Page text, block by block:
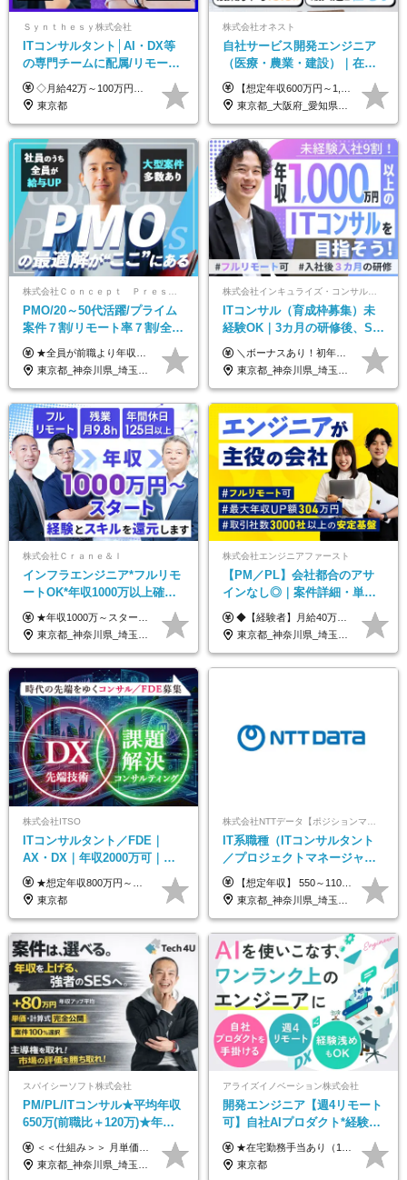
Ｓｙｎｔｈｅｓｙ株式会社
ITコンサルタント│AI・DX等
の専門チームに配属/リモート
×フレックス/Big4と同水準の
給与・待遇
◇月給42万～100万円＋賞与年2回 └年収900～1600万円可能 ★☆年収例☆★ ◎37歳・元開発エンジニア └年収900万（2年後に年収150万UP実績） ◎40歳・元SierのPM └年収1400万（2年後に年収300万UP実績） ◎43歳・元コンサルタント └年収1600万（2年後に年収200万UP実績） ※経験・スキルを考慮し決定します ※試用期間3～6カ月あり（その間の待遇に差異はありません） 【固定残業代について】 なし（残業代は、実際の労働時間に応じて別途全額支給）
東京都
株式会社オネスト
自社サービス開発エンジニア
（医療・農業・建設）｜在宅
あり｜残業月平均13.3h｜年収
1000万可｜賞与年2回
【想定年収600万円～1,300万円】 ★賞与年2回＋勤務地手当＋残業手当（年平均残業時間にて算出）を含む ※基本給＋勤務地手当＋役職手当 ※勤務地手当：結婚の有無に関係なく、物価などの違いを考慮して全社員に支給されます 月給40万円～89万円 ＜各種手当＞ ■勤務地手当（東京2万円／月、大阪1万円／月、名古屋5000円／月） ■通勤手当（月額5万円まで） ■扶養手当（6,000円／扶養親族一人） ■役職手当（8,000円～15万円） ※残業代は1分単位で全額支給します ※経験やスキルを考慮し、当社規定により給与を決定します ※執行役員は年俸制となる場合があります
東京都_大阪府_愛知県_福岡県
PMO/20～50代活躍/プライム
案件７割/リモート率７割/全員
前職より年収UP/有給取得率
100%
★全員が前職より年収UPを実現！ ★前職給与より120％アップ実績あり ★前職給与を最大限に考慮 ★入社4年目で年収800万円の社員も在籍！ 年俸420万円～960万円（1/12を毎月支給）＋インセンティブ＋各種手当 ※経験・スキルを考慮の上、決定します ※試用期間6ヶ月あり（期間中の給与、待遇に差異はありません） ※上記金額には固定残業代(月20時間／月5.6万円)を含みます ※超過分は別途全額支給します
東京都_神奈川県_埼玉県_千葉県
ITコンサル（育成枠募集）未
経験OK｜3カ月の研修後、SE
からコンサルへステップアッ
プ｜リモート8割以上
＼ボーナスあり！初年度から年収300万円以上／ ■月給24万2,200円～35万円＋賞与＋各種手当 ※経験・年齢・能力等を考慮し決定いたします。 ※試用期間中（3カ月）は契約社員で、月給21万円＋諸手当になります。 （試用期間中は残業が発生しません。その他の待遇に変更はありません。） ＼自分の市場価値が上がる／ 定量評価×定性評価の明確な基準での評価制度を設けており、自分の目標達成度合いや仕事に対しての姿勢が給与にも反映されるようになっています。そのため、平均昇給額は40万円以上！100万円以上昇給する人もいます！ 【固定残業代について】 固定残業30時間分（46,000円～69,375円）を含む ※超過分は別途全額支給
東京都_神奈川県_埼玉県_千葉県_大阪府_愛知県_北海道_青森県_岩手県_宮城県_秋田県_山形県_福島県_茨城県_栃木県_群馬県_新潟県_山梨県_長野県_富山県_石川県_福井県_静岡県_岐阜県_三重県_兵庫県_京都府_滋賀県_奈良県_和歌山県_広島県_岡山県_鳥取県_島根県_山口県_徳島県_香川県_愛媛県_高知県_福岡県_熊本県_佐賀県_長崎県_大分県_宮崎県_鹿児島県_沖縄県
株式会社Ｃｒａｎｅ＆Ｉ
インフラエンジニア*フルリモ
ートOK*年収1000万以上確約*
前職給与保障*残業月9.8h*40
代50代活躍
★年収1000万～スタート！ 年俸1,000万円～1,162万8,000円（12分割） ※経験・スキルを考慮の上決定します ※上記金額には固定残業代（月30h分・158,400円～184,000円）を含みます ※超過分は別途全額支給します ※試用期間2ヶ月間あり（その他待遇に差異はありません）
東京都_神奈川県_埼玉県_千葉県_大阪府_愛知県_北海道_青森県_岩手県_宮城県_秋田県_山形県_福島県_茨城県_栃木県_群馬県_新潟県_山梨県_長野県_富山県_石川県_福井県_静岡県_岐阜県_三重県_兵庫県_京都府_滋賀県_奈良県_和歌山県_広島県_岡山県_鳥取県_島根県_山口県_徳島県_香川県_愛媛県_高知県_福岡県_熊本県_佐賀県_長崎県_大分県_宮崎県_鹿児島県_沖縄県
株式会社エンジニアファースト
【PM／PL】会社都合のアサ
インなし◎｜案件詳細・単
価・給与テーブル全公開！働
き方も年収も自分で選べる！
◆【経験者】月給40万円～120万円(固定残業代含む)+各種手当 ※月30時間（76,000円～）の固定残業代を含みます。 ※上記を超える時間外労働分は追加で支給。 ※6ヶ月の試用期間あり（条件に変動なし） ・年収平均176万円アップ ・前職給与を保証 ◆単価連動性×還元率84％～100％で収入の大幅UPが可能 ・案件単価が月50万円の場合：年収417万円 ・案件単価が月70万円の場合：年収584万円 ・案件単価が月100万円の場合：年収834万円
東京都_神奈川県_埼玉県_千葉県_大阪府_愛知県_北海道_青森県_岩手県_宮城県_秋田県_山形県_福島県_茨城県_栃木県_群馬県_新潟県_山梨県_長野県_富山県_石川県_福井県_静岡県_岐阜県_三重県_兵庫県_京都府_滋賀県_奈良県_和歌山県_広島県_岡山県_鳥取県_島根県_山口県_徳島県_香川県_愛媛県_高知県_福岡県_熊本県_佐賀県_長崎県_大分県_宮崎県_鹿児島県_沖縄県
株式会社ITSO
ITコンサルタント／FDE｜
AX・DX｜年収2000万可｜取
引先の9割が大手企業｜残業月
10h｜リモート案件有
★想定年収800万円～最大2000万円可 ★前職給与を考慮 ★ストックオプション付与あり（IPO間近） ★昇給制度あり ┗入社6カ月後に3％以上の昇給があります。その後、業績に合わせて適宜、昇給します。 月給66万円～166.6万円 ※経験、スキルにあわせて相談のうえ決定します。 ※残業手当は残業時間に応じて別途全額支給 ※試用期間6ヶ月（期間中、給与・待遇に差異はありません）
東京都
IT系職種（ITコンサルタント
／プロジェクトマネージャー
／ITアーキテクト）
【想定年収】 550～1100万 【想定役職】 課長代理 主任 一般 ※これまでの経験・年齢などを考慮し、当社給与規則に基づき決定します。 ※残業手当 一般社員（定型勤務・フレックスタイム制）の場合：時間外労働連動支給 一般社員（専門業務型裁量労働制）・管理職の場合：なし 裁量労働の場合について裁量労働手当がございますが、超過分の時間外手当の支給はありません。 （固定残業手当ではないため） ※裁量労働手当 一般社員（専門業務型裁量労働制）の場合：別途、裁量労働手当の支給がございます。
東京都_神奈川県_埼玉県_千葉県_大阪府_愛知県_北海道_青森県_岩手県_宮城県_秋田県_山形県_福島県_茨城県_栃木県_群馬県_新潟県_山梨県_長野県_富山県_石川県_福井県_静岡県_岐阜県_三重県_兵庫県_京都府_滋賀県_奈良県_和歌山県_広島県_岡山県_鳥取県_島根県_山口県_徳島県_香川県_愛媛県_高知県_福岡県_熊本県_佐賀県_長崎県_大分県_宮崎県_鹿児島県_沖縄県
スパイシーソフト株式会社
PM/PL/ITコンサル★平均年収
650万(前職比＋120万)★年間
休日132日★残業月平均7.4h★
リモあり
＜＜仕組み＞＞ 月単価に応じて会社HPで公開しているテーブルにもとづき毎月決定されます！ https://www.tech4u.dev/payroll ＜＜実績＞＞ PM/PL・ITコンサル職の平均年収実績：650万円 前職比平均：＋120万円 ＜＜PM/PL・ITコンサル案件＞＞ ・PMO／進捗・課題管理：600〜800万円 ・要件定義／業務改善支援：650〜850万円 ・開発PM／PL：750〜1000万円 ・インフラPM／PL：750〜1000万円 ・ITコンサル／導入支援：800〜1000万円 ＜＜リーダークラス＞＞ 還元率：85〜90％ ・月単価100万円 → 年収約960万円 ・月単価120万円 → 年収約1150万円 ・月単価140万円 → 年収約1300万円 ※単価・還元率はすべて公開 ※待機時も給与保証 ※還元率は他社にあわせ社保の会社負担分も含めています 月給25万円～67万円＋賞与年2回 ※上記には、30時間分（4万5千円～12万1千円）の固定残業代が含まれています。超過分は別途支給します。 ※試用期間中も給与、福利厚生に差異なし 【固定残業代について】 固定残業30時間分（45,000円～121,000円）を含む ※超過分は別途全額支給
東京都_神奈川県_埼玉県_千葉県_大阪府_愛知県_兵庫県_京都府_福岡県
アライズイノベーション株式会社
開発エンジニア【週4リモート
可】自社AIプロダクト*経験浅
めOK*実働7.15h*業界シェア
TOPクラス
★在宅勤務手当あり（1日あたり500円） ★交通費は一律で支給します 年俸制：360万円〜800万円（12分割し、月々30万円～66.6万円を支給） ※経験・スキルを考慮して決定いたします。 ※上記金額には固定残業代（40時間分/7.5万円～16.6万円）を含みます。超過分は全額支給します。
東京都